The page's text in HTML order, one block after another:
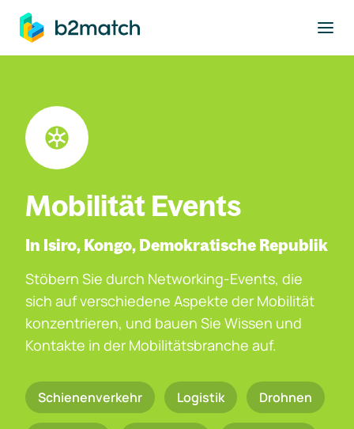
springen
Mobilität Events
In Isiro, Kongo, Demokratische Republik
Stöbern Sie durch Networking-Events, die
sich auf verschiedene Aspekte der Mobilität
konzentrieren, und bauen Sie Wissen und
Kontakte in der Mobilitätsbranche auf.
Schienenverkehr Logistik Drohnen